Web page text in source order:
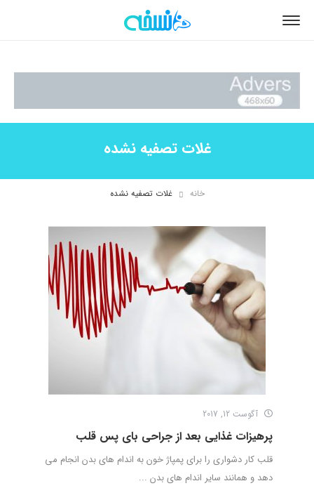
غلات تصفیه نشده
خانه غلات تصفیه نشده
آگوست 12, 2017
پرهیزات غذایی بعد از جراحی بای پس قلب
قلب کار دشواری را برای پمپاژ خون به اندام های بدن انجام می
دهد و همانند سایر اندام­ های بدن ...